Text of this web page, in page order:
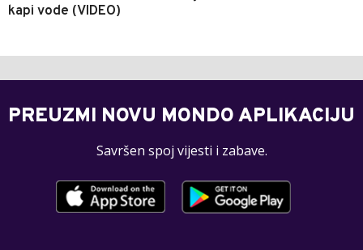
kapi vode (VIDEO)
PREUZMI NOVU MONDO APLIKACIJU
Savršen spoj vijesti i zabave.